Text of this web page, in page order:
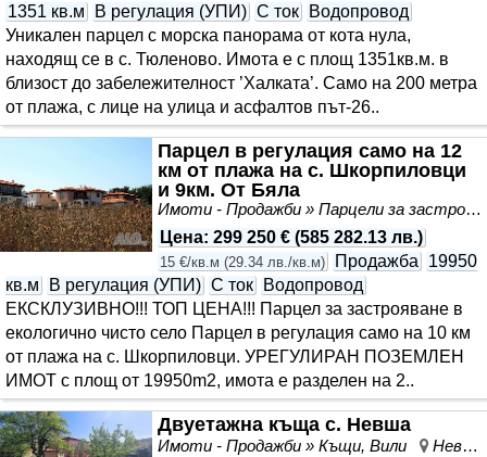
1351 кв.м
В регулация (УПИ) С ток
Водопровод
Уникален парцел с морска панорама от кота нула,
находящ се в с. Тюленово. Имота е с площ 1351кв.м. в
близост до забележителност ’Халката’. Само на 200 метра
от плажа, с лице на улица и асфалтов път-26..
Парцел в регулация само на 12
км от плажа на с. Шкорпиловци
и 9км. От Бяла
Имоти - Продажби » Парцели за застрояване, Инвестиционни проекти
Цена: 299 250 € (585 282.13 лв.)
15 €/кв.м (29.34 лв./кв.м) Продажба
19950
кв.м
В регулация (УПИ) С ток
Водопровод
ЕКСКЛУЗИВНО!!! ТОП ЦЕНА!!! Парцел за застрояване в
екологично чисто село Парцел в регулация само на 10 км
от плажа на с. Шкорпиловци. УРЕГУЛИРАН ПОЗЕМЛЕН
ИМОТ с площ от 19950m2, имота е разделен на 2..
Двуетажна къща с. Невша
Имоти - Продажби » Къщи, Вили
Невша, област Варна